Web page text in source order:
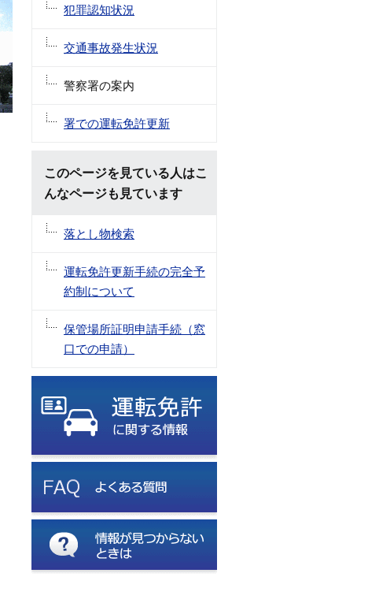
犯罪認知状況
交通事故発生状況
警察署の案内
署での運転免許更新
このページを見ている人はこ
んなページも見ています
落とし物検索
運転免許更新手続の完全予
約制について
保管場所証明申請手続（窓
口での申請）